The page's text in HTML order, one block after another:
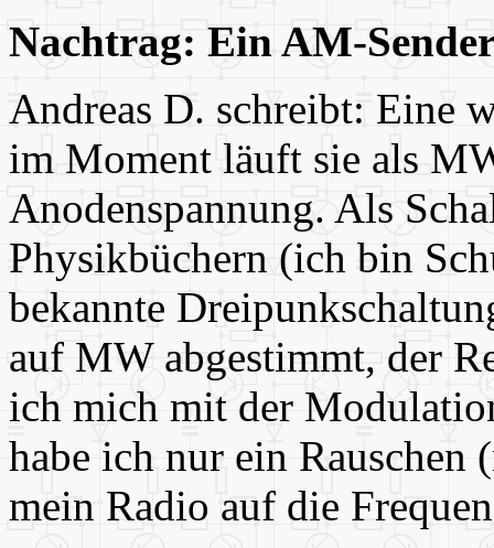
Nachtrag: Ein AM-
Andreas D. schreibt: Eine
im Moment läuft sie als
Anodenspannung. Als
Physikbüchern (ich bin
bekannte
auf MW abgestimmt, der
ich mich mit der
habe ich nur ein Rauschen
mein Radio auf die